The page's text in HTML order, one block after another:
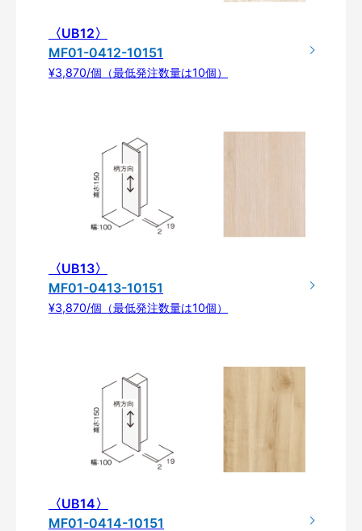
〈UB12〉
MF01-0412-10151
¥3,870/個（最低発注数量は10個）
〈UB13〉
MF01-0413-10151
¥3,870/個（最低発注数量は10個）
〈UB14〉
MF01-0414-10151